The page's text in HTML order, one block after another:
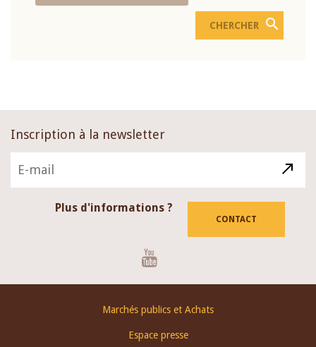
Inscription à la newsletter
Plus d'informations ?
CONTACT
Marchés publics et Achats
Espace presse